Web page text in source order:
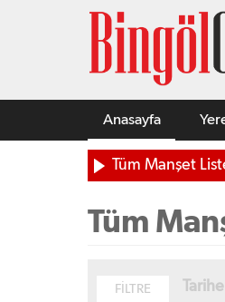
Anasayfa
Tüm Manşet
Tüm
FİLTRE